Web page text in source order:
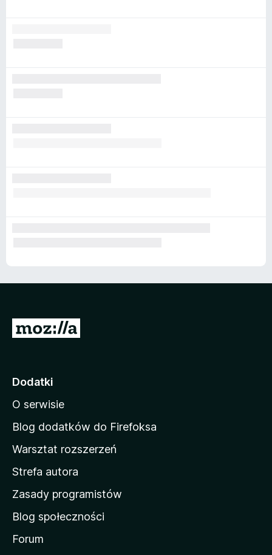
S
o
a
d
m
o
w
M
o
Dodatki
O serwisie
Blog dodatków do Firefoksa
Warsztat rozszerzeń
Strefa autora
Zasady programistów
Blog społeczności
Forum